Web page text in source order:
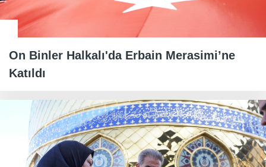
On Binler Halkalı'da Erbain Merasimi’ne
Katıldı